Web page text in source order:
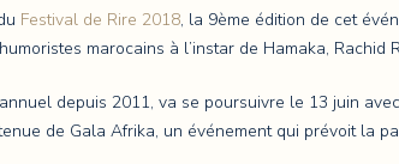
Festival de Rire 2018, la 9ème édition de cet
marocains à l’instar de Hamaka,
depuis 2011, va se poursuivre le 13 juin
de Gala Afrika, un événement qui prévoit la